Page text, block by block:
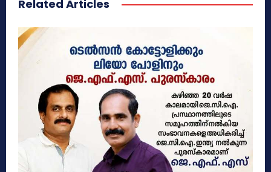
Related Articles